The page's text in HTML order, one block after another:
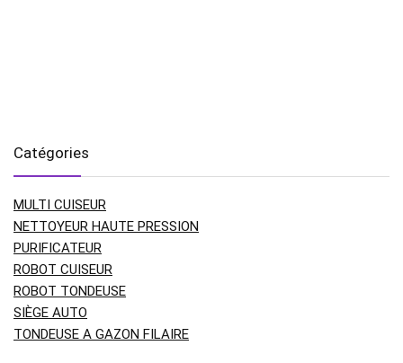
Catégories
MULTI CUISEUR
NETTOYEUR HAUTE PRESSION
PURIFICATEUR
ROBOT CUISEUR
ROBOT TONDEUSE
SIÈGE AUTO
TONDEUSE A GAZON FILAIRE